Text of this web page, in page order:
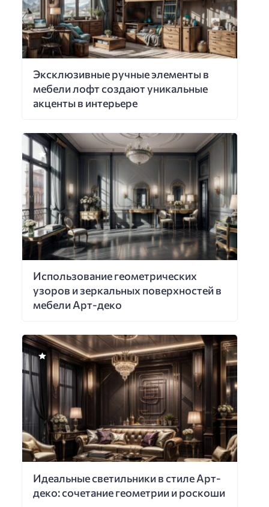
Эксклюзивные ручные элементы в
мебели лофт создают уникальные
акценты в интерьере
Использование геометрических
узоров и зеркальных поверхностей в
мебели Арт-деко
Идеальные светильники в стиле Арт-
деко: сочетание геометрии и роскоши